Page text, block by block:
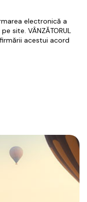
electronică a
site. VÂNZĂTORUL
acestui acord